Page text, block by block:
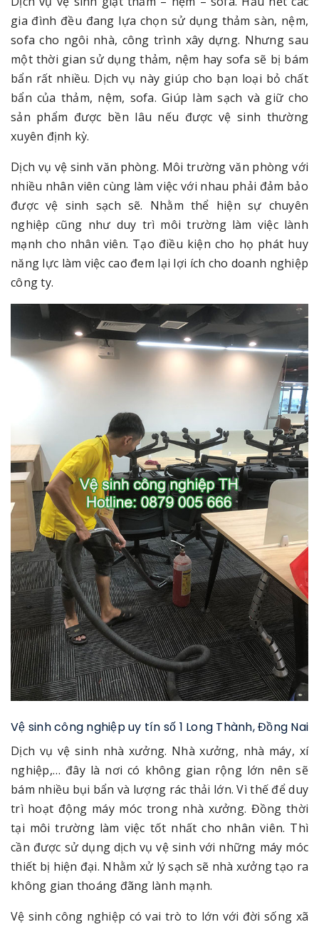
gia đình đều đang lựa chọn sử dụng thảm sàn, nệm,
sofa cho ngôi nhà, công trình xây dựng. Nhưng sau
một thời gian sử dụng thảm, nệm hay sofa sẽ bị bám
bẩn rất nhiều. Dịch vụ này giúp cho bạn loại bỏ chất
bẩn của thảm, nệm, sofa. Giúp làm sạch và giữ cho
sản phẩm được bền lâu nếu được vệ sinh thường
xuyên định kỳ.
Dịch vụ vệ sinh văn phòng. Môi trường văn phòng với
nhiều nhân viên cùng làm việc với nhau phải đảm bảo
được vệ sinh sạch sẽ. Nhằm thể hiện sự chuyên
nghiệp cũng như duy trì môi trường làm việc lành
mạnh cho nhân viên. Tạo điều kiện cho họ phát huy
năng lực làm việc cao đem lại lợi ích cho doanh nghiệp
công ty.
Vệ sinh công nghiệp uy tín số 1 Long Thành, Đồng Nai
Dịch vụ vệ sinh nhà xưởng. Nhà xưởng, nhà máy, xí
nghiệp,… đây là nơi có không gian rộng lớn nên sẽ
bám nhiều bụi bẩn và lượng rác thải lớn. Vì thế để duy
trì hoạt động máy móc trong nhà xưởng. Đồng thời
tại môi trường làm việc tốt nhất cho nhân viên. Thì
cần được sử dụng dịch vụ vệ sinh với những máy móc
thiết bị hiện đại. Nhằm xử lý sạch sẽ nhà xưởng tạo ra
không gian thoáng đãng lành mạnh.
Vệ sinh công nghiệp có vai trò to lớn với đời sống xã